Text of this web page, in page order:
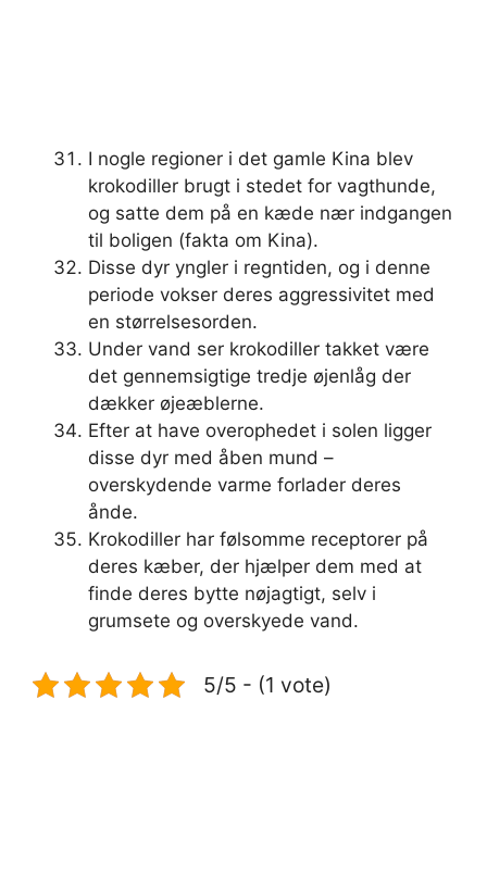
I nogle regioner i det gamle Kina blev
krokodiller brugt i stedet for vagthunde,
og satte dem på en kæde nær indgangen
til boligen (fakta om Kina).
Disse dyr yngler i regntiden, og i denne
periode vokser deres aggressivitet med
en størrelsesorden.
Under vand ser krokodiller takket være
det gennemsigtige tredje øjenlåg der
dækker øjeæblerne.
Efter at have overophedet i solen ligger
disse dyr med åben mund –
overskydende varme forlader deres
ånde.
Krokodiller har følsomme receptorer på
deres kæber, der hjælper dem med at
finde deres bytte nøjagtigt, selv i
grumsete og overskyede vand.
5/5 - (1 vote)